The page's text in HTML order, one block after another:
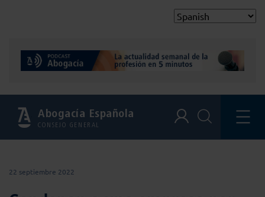
Abogacía Española
CONSEJO GENERAL
22 septiembre 2022